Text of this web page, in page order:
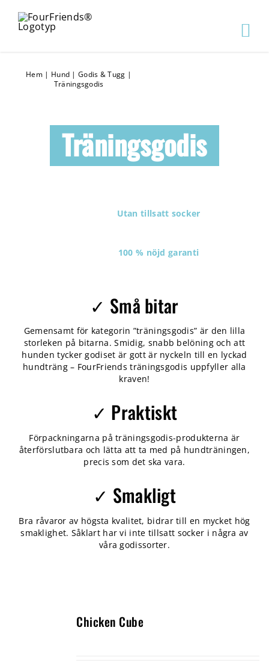
Hem | Hund |Godis & Tugg |
Träningsgodis
Träningsgodis
Utan tillsatt socker
100 % nöjd garanti
✓ Små bitar
Gemensamt för kategorin ”träningsgodis” är den lilla
storleken på bitarna. Smidig, snabb belöning och att
hunden tycker godiset är gott är nyckeln till en lyckad
hundträng – FourFriends träningsgodis uppfyller alla
kraven!
✓ Praktiskt
Förpackningarna på träningsgodis-produkterna är
återförslutbara och lätta att ta med på hundträningen,
precis som det ska vara.
✓ Smakligt
Bra råvaror av högsta kvalitet, bidrar till en mycket hög
smaklighet. Såklart har vi inte tillsatt socker i några av
våra godissorter.
Chicken Cube